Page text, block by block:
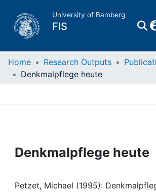
University of Bamberg
FIS
Home
Projects
Home Research Outputs
Denkmalpflege heute
Denkmalpflege heute
Petzet, Michael (1995):